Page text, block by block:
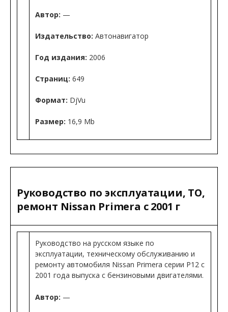
Автор: —
Издательство: Автонавигатор
Год издания: 2006
Страниц: 649
Формат: DjVu
Размер: 16,9 Mb
Руководство по эксплуатации, ТО,
ремонт Nissan Primera с 2001 г
Руководство на русском языке по
эксплуатации, техническому обслуживанию и
ремонту автомобиля Nissan Primera серии P12 с
2001 года выпуска с бензиновыми двигателями.
Автор: —